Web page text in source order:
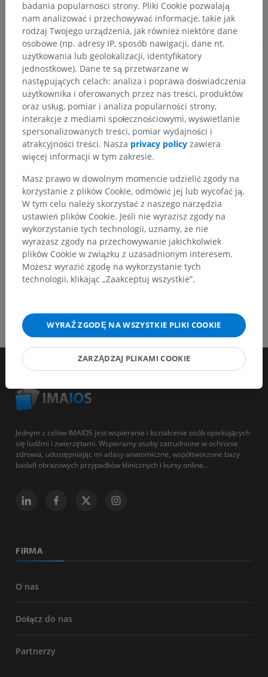
Tłumaczenia
Zauważyłeś błąd?
Zachęcamy do przesyłania sugestii poprawek,
tłumaczeń lub innych treści, które przełożą się na
lepszą jakość materiałów.
POBIERZ APLIKACJĘ
Jednym z celów IMAIOS jest wspieranie i kształcenie osób opiekujących
się ludźmi i zwierzętami. Wspieramy osoby zatrudnione w ochronie
zdrowia, udostępniając im atlasy anatomiczne, współtworzone bazy
badań obrazowych przypadków klinicznych i kursy online...
FIRMA
O nas
Dołącz do nas
Partnerzy
badania popularności strony. Pliki Cookie pozwalają
nam analizować i przechowywać informacje, takie jak
rodzaj Twojego urządzenia, jak również niektóre dane
osobowe (np. adresy IP, sposób nawigacji, dane nt.
użytkowania lub geolokalizacji, identyfikatory
jednostkowe). Dane te są przetwarzane w
następujących celach: analiza i poprawa doświadczenia
użytkownika i oferowanych przez nas treści, produktów
oraz usług, pomiar i analiza popularności strony,
interakcje z mediami społecznościowymi, wyświetlanie
spersonalizowanych treści, pomiar wydajności i
atrakcyjności treści. Nasza privacy policy zawiera
więcej informacji w tym zakresie.
Masz prawo w dowolnym momencie udzielić zgody na
korzystanie z plików Cookie, odmówić jej lub wycofać ją.
W tym celu należy skorzystać z naszego narzędzia
ustawień plików Cookie. Jeśli nie wyrazisz zgody na
wykorzystanie tych technologii, uznamy, że nie
wyrażasz zgody na przechowywanie jakichkolwiek
plików Cookie w związku z uzasadnionym interesem.
Możesz wyrazić zgodę na wykorzystanie tych
technologii, klikając „Zaakceptuj wszystkie”.
WYRAŹ ZGODĘ NA WSZYSTKIE PLIKI COOKIE
ZARZĄDZAJ PLIKAMI COOKIE